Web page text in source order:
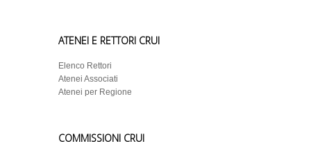
ATENEI E RETTORI CRUI
Elenco Rettori
Atenei Associati
Atenei per Regione
COMMISSIONI CRUI